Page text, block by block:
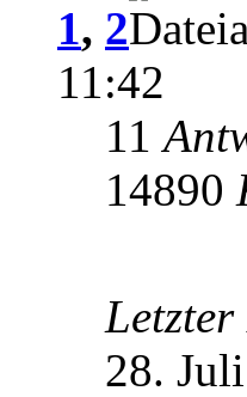
1, 2
11:42
11
14890
28.